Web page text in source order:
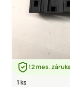
12 mes. záruka
1 ks